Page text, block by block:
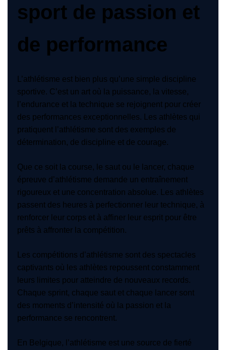
sport de passion et
de performance
L’athlétisme est bien plus qu’une simple discipline
sportive. C’est un art où la puissance, la vitesse,
l’endurance et la technique se rejoignent pour créer
des performances exceptionnelles. Les athlètes qui
pratiquent l’athlétisme sont des exemples de
détermination, de discipline et de courage.
Que ce soit la course, le saut ou le lancer, chaque
épreuve d’athlétisme demande un entraînement
rigoureux et une concentration absolue. Les athlètes
passent des heures à perfectionner leur technique, à
renforcer leur corps et à affiner leur esprit pour être
prêts à affronter la compétition.
Les compétitions d’athlétisme sont des spectacles
captivants où les athlètes repoussent constamment
leurs limites pour atteindre de nouveaux records.
Chaque sprint, chaque saut et chaque lancer sont
des moments d’intensité où la passion et la
performance se rencontrent.
En Belgique, l’athlétisme est une source de fierté